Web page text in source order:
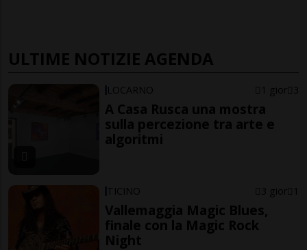
ULTIME NOTIZIE AGENDA
LOCARNO 1 gior 3
A Casa Rusca una mostra
sulla percezione tra arte e
algoritmi
TICINO 3 gior 1
Vallemaggia Magic Blues,
finale con la Magic Rock
Night